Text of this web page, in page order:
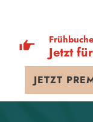
Jetzt
JETZT